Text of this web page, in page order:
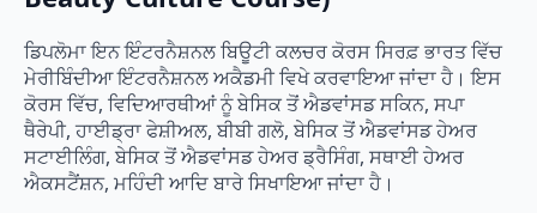
ਡਿਪਲੋਮਾ ਇਨ ਇੰਟਰਨੈਸ਼ਨਲ ਬਿਊਟੀ ਕਲਚਰ ਕੋਰਸ ਸਿਰਫ਼ ਭਾਰਤ ਵਿੱਚ
ਮੇਰੀਬਿੰਦੀਆ ਇੰਟਰਨੈਸ਼ਨਲ ਅਕੈਡਮੀ ਵਿਖੇ ਕਰਵਾਇਆ ਜਾਂਦਾ ਹੈ। ਇਸ
ਕੋਰਸ ਵਿੱਚ, ਵਿਦਿਆਰਥੀਆਂ ਨੂੰ ਬੇਸਿਕ ਤੋਂ ਐਡਵਾਂਸਡ ਸਕਿਨ, ਸਪਾ
ਥੈਰੇਪੀ, ਹਾਈਡ੍ਰਾ ਫੇਸ਼ੀਅਲ, ਬੀਬੀ ਗਲੋ, ਬੇਸਿਕ ਤੋਂ ਐਡਵਾਂਸਡ ਹੇਅਰ
ਸਟਾਈਲਿੰਗ, ਬੇਸਿਕ ਤੋਂ ਐਡਵਾਂਸਡ ਹੇਅਰ ਡ੍ਰੈਸਿੰਗ, ਸਥਾਈ ਹੇਅਰ
ਐਕਸਟੈਂਸ਼ਨ, ਮਹਿੰਦੀ ਆਦਿ ਬਾਰੇ ਸਿਖਾਇਆ ਜਾਂਦਾ ਹੈ।